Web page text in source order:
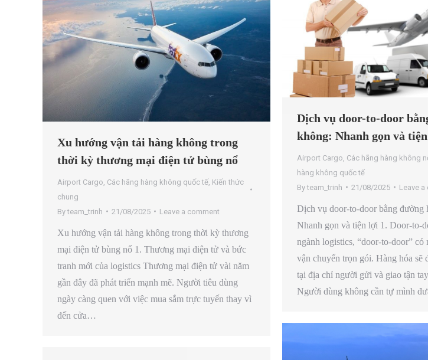
Xu hướng vận tải hàng không trong
thời kỳ thương mại điện tử bùng nổ
Airport Cargo Các hãng hàng không quốc tế Kiến thức
chung
Byteam_trinh 21/08/2025 Leave a comment
Xu hướng vận tải hàng không trong thời kỳ thương
mại điện tử bùng nổ 1. Thương mại điện tử và bức
tranh mới của logistics Thương mại điện tử vài năm
gần đây đã phát triển mạnh mẽ. Người tiêu dùng
ngày càng quen với việc mua sắm trực tuyến thay vì
đến cửa…
Dịch vụ door-to-door
không: Nhanh gọn và
Airport Cargo Các hãng hàng không
hàng không quốc tế
Byteam_trinh 21/08/2025 Leave a
Dịch vụ door-to-door bằng đường
Nhanh gọn và tiện lợi 1. Door-to-
ngành logistics, “door-to-door” có
vận chuyển trọn gói. Hàng hóa sẽ
tại địa chỉ người gửi và giao tận
Người dùng không cần tự mình